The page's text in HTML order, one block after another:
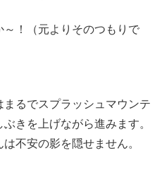
！（元よりそのつもりで
るでスプラッシュマウンテ
きを上げながら進みます。
不安の影を隠せません。